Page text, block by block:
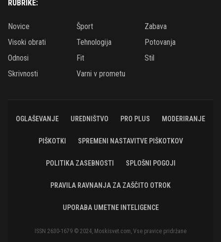
RUBRIKE:
Novice Šport
Zabava
Visoki obrati
Tehnologija
Potovanja
Odnosi
Fit
Stil
Skrivnosti
Varni v prometu
OGLAŠEVANJE UREDNIŠTVO PRO PLUS MODERIRANJE
PIŠKOTKI SPREMENI NASTAVITVE PIŠKOTKOV
POLITIKA ZASEBNOSTI SPLOŠNI POGOJI
PRAVILA RAVNANJA ZA ZAŠČITO OTROK
UPORABA UMETNE INTELIGENCE
ISSN 2630-1679 © 2024, Moskisvet.com, Vse pravice pridržane